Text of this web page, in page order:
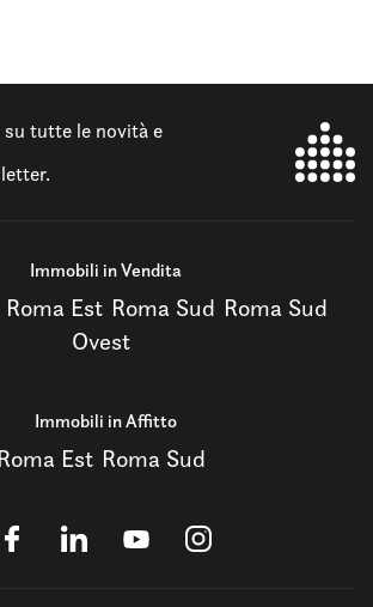
su tutte le novità e
Immobili in Vendita
Roma Est Roma Sud Roma Sud
Ovest
Immobili in Affitto
Roma Est Roma Sud